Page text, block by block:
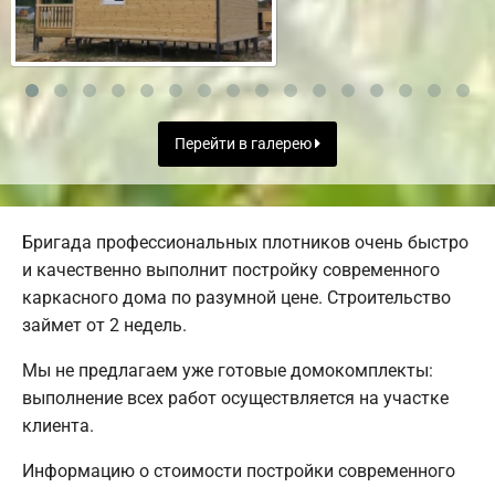
Перейти в галерею
Бригада профессиональных плотников очень быстро
и качественно выполнит постройку современного
каркасного дома по разумной цене. Строительство
займет от 2 недель.
Мы не предлагаем уже готовые домокомплекты:
выполнение всех работ осуществляется на участке
клиента.
Информацию о стоимости постройки современного